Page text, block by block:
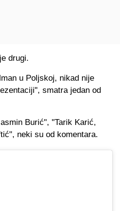
drugi.
u Poljskoj, nikad nije
smatra jedan od
Burić", "Tarik Karić,
neki su od komentara.